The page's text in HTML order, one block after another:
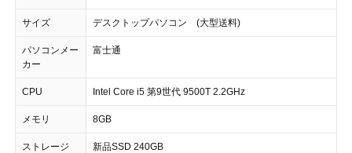
サイズ デスクトップパソコン (大型送料)
パソコンメー
カー
富士通
CPU Intel Core i5 第9世代 9500T 2.2GHz
メモリ 8GB
ストレージ 新品SSD 240GB